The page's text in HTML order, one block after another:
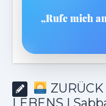
„Rufe mich
LEBENS |